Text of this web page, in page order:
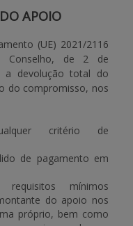
APOIO
(UE) 2021/2116
Conselho, de 2 de
a devolução total do
do compromisso, nos
critério de
de pagamento em
mínimos
do apoio nos
próprio, bem como